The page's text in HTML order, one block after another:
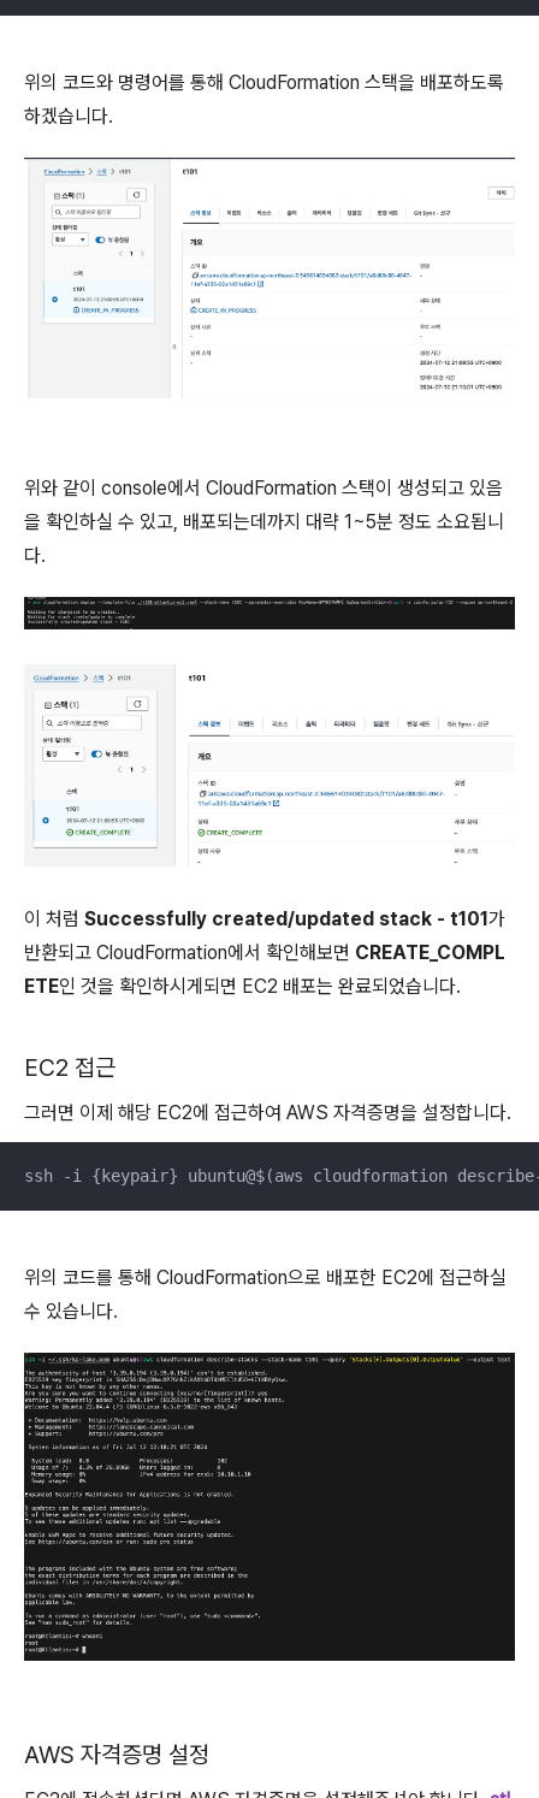
위의 코드와 명령어를 통해 CloudFormation 스택을 배포하도록
하겠습니다.
위와 같이 console에서 CloudFormation 스택이 생성되고 있음
을 확인하실 수 있고, 배포되는데까지 대략 1~5분 정도 소요됩니
다.
이 처럼 Successfully created/updated stack - t101가
반환되고 CloudFormation에서 확인해보면 CREATE_COMPL
ETE인 것을 확인하시게되면 EC2 배포는 완료되었습니다.
EC2 접근
그러면 이제 해당 EC2에 접근하여 AWS 자격증명을 설정합니다.
ssh -i {keypair} ubuntu@$(aws cloudformation
위의 코드를 통해 CloudFormation으로 배포한 EC2에 접근하실
수 있습니다.
AWS 자격증명 설정